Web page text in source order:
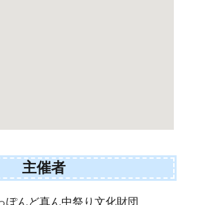
主催者
ぽんど真ん中祭り文化財団